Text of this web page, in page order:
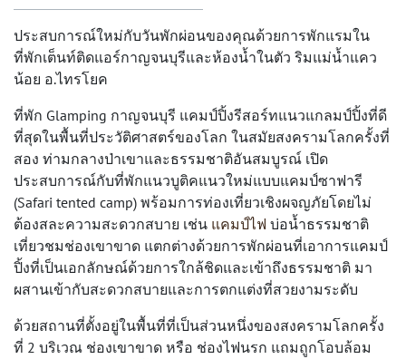
ประสบการณ์ใหม่กับวันพักผ่อนของคุณด้วยการพักแรมใน
ที่พักเต็นท์ติดแอร์กาญจนบุรีและห้องน้ำในตัว ริมแม่น้ำแคว
น้อย อ.ไทรโยค
ที่พัก Glamping กาญจนบุรี แคมป์ปิ้งรีสอร์ทแนวแกลมป์ปิ้งที่ดี
ที่สุดในพื้นที่ประวัติศาสตร์ของโลก ในสมัยสงครามโลกครั้งที่
สอง ท่ามกลางป่าเขาและธรรมชาติอันสมบูรณ์ เปิด
ประสบการณ์กับที่พักแนวบูติคแนวใหม่แบบแคมป์ซาฟารี
(Safari tented camp) พร้อมการท่องเที่ยวเชิงผจญภัยโดยไม่
ต้องสละความสะดวกสบาย เช่น แคมป์ไฟ บ่อน้ำธรรมชาติ
เที่ยวชมช่องเขาขาด แตกต่างด้วยการพักผ่อนที่เอาการแคมป์
ปิ้งที่เป็นเอกลักษณ์ด้วยการใกล้ชิดและเข้าถึงธรรมชาติ มา
ผสานเข้ากับสะดวกสบายและการตกแต่งที่สวยงามระดับ
ด้วยสถานที่ตั้งอยู่ในพื้นที่ที่เป็นส่วนหนึ่งของสงครามโลกครั้ง
ที่ 2 บริเวณ ช่องเขาขาด หรือ ช่องไฟนรก แถมถูกโอบล้อม